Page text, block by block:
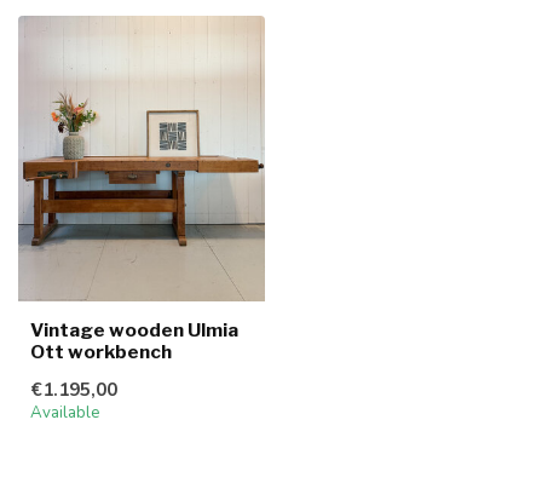
Vintage wooden Ulmia
Ott workbench
€1.195,00
Available